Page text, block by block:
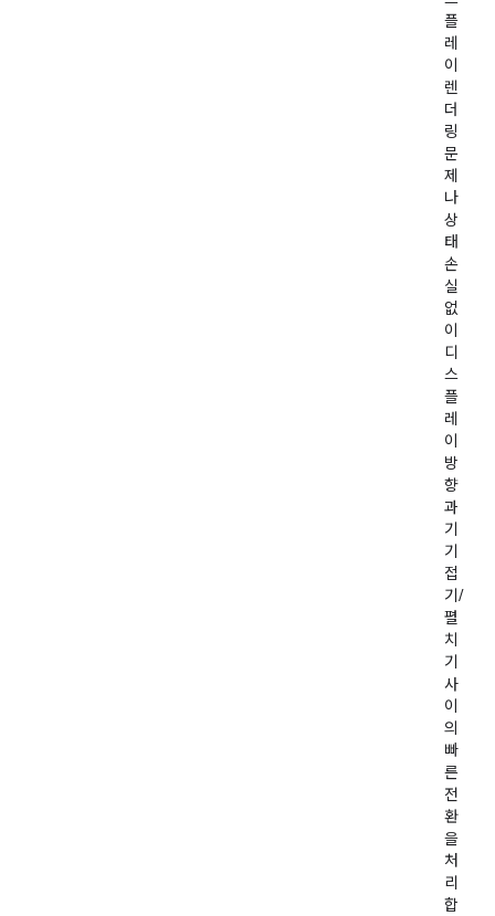
플
레
이
렌
더
링
문
제
나
상
태
손
실
없
이
디
스
플
레
이
방
향
과
기
기
접
기/
펼
치
기
사
이
의
빠
른
전
환
을
처
리
합